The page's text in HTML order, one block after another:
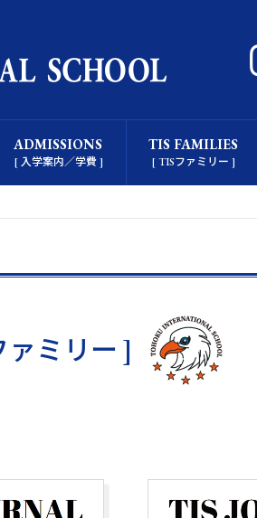
ADMISSIONS
[ 入学案内／学費 ]
TIS FAMILIES
[ TISファミリー ]
ァミリー ]